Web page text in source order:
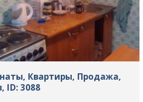
Квартиры, Продажа,
ID: 3088